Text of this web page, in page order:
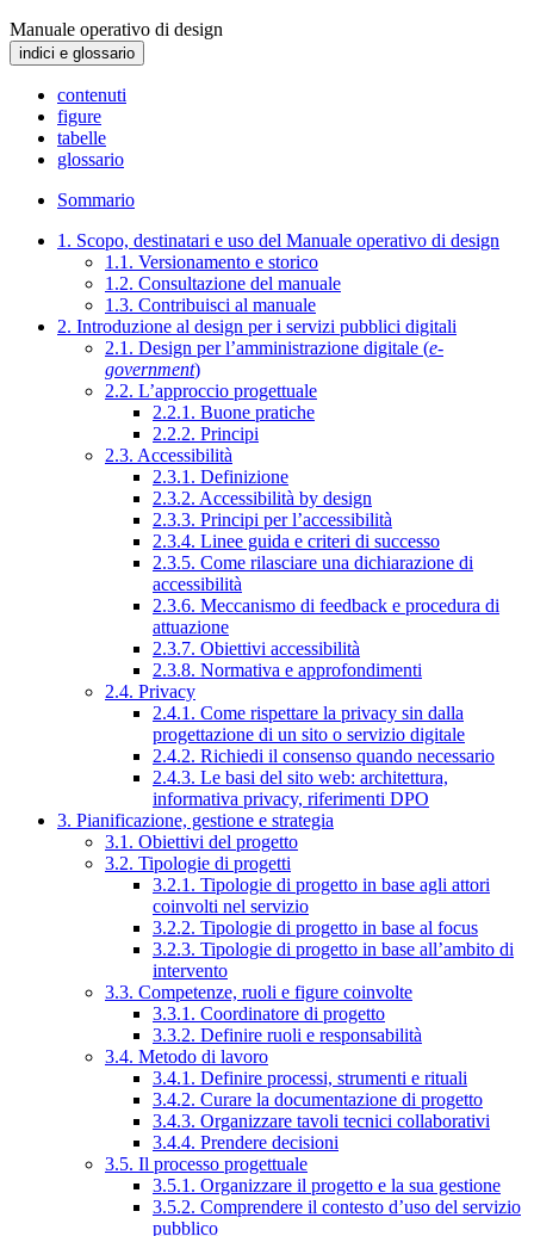
Manuale operativo di design
indici e glossario
contenuti
figure
tabelle
glossario
Sommario
1. Scopo, destinatari e uso del Manuale operativo di design
1.1. Versionamento e storico
1.2. Consultazione del manuale
1.3. Contribuisci al manuale
2. Introduzione al design per i servizi pubblici digitali
2.1. Design per l’amministrazione digitale (e-
government)
2.2. L’approccio progettuale
2.2.1. Buone pratiche
2.2.2. Principi
2.3. Accessibilità
2.3.1. Definizione
2.3.2. Accessibilità by design
2.3.3. Principi per l’accessibilità
2.3.4. Linee guida e criteri di successo
2.3.5. Come rilasciare una dichiarazione di
accessibilità
2.3.6. Meccanismo di feedback e procedura di
attuazione
2.3.7. Obiettivi accessibilità
2.3.8. Normativa e approfondimenti
2.4. Privacy
2.4.1. Come rispettare la privacy sin dalla
progettazione di un sito o servizio digitale
2.4.2. Richiedi il consenso quando necessario
2.4.3. Le basi del sito web: architettura,
informativa privacy, riferimenti DPO
3. Pianificazione, gestione e strategia
3.1. Obiettivi del progetto
3.2. Tipologie di progetti
3.2.1. Tipologie di progetto in base agli attori
coinvolti nel servizio
3.2.2. Tipologie di progetto in base al focus
3.2.3. Tipologie di progetto in base all’ambito di
intervento
3.3. Competenze, ruoli e figure coinvolte
3.3.1. Coordinatore di progetto
3.3.2. Definire ruoli e responsabilità
3.4. Metodo di lavoro
3.4.1. Definire processi, strumenti e rituali
3.4.2. Curare la documentazione di progetto
3.4.3. Organizzare tavoli tecnici collaborativi
3.4.4. Prendere decisioni
3.5. Il processo progettuale
3.5.1. Organizzare il progetto e la sua gestione
3.5.2. Comprendere il contesto d’uso del servizio
pubblico